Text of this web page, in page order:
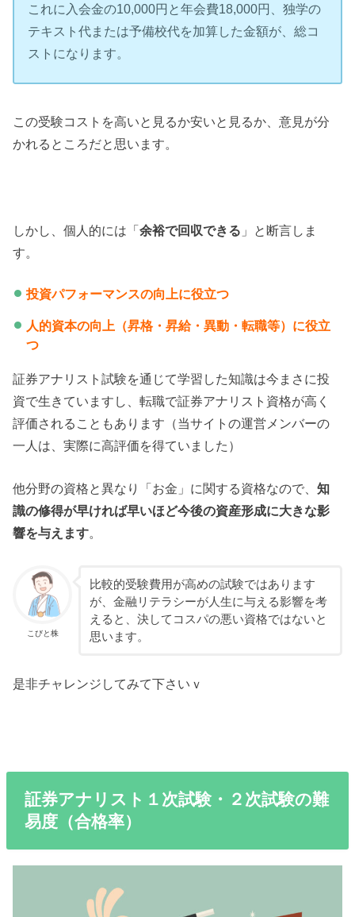
これに入会金の10,000円と年会費18,000円、独学の
テキスト代または予備校代を加算した金額が、総コ
ストになります。
この受験コストを高いと見るか安いと見るか、意見が分
かれるところだと思います。
しかし、個人的には「余裕で回収できる 」と断言しま
す。
投資パフォーマンスの向上に役立つ
人的資本の向上（昇格・昇給・異動・転職等）に役立
つ
証券アナリスト試験を通じて学習した知識は今まさに投
資で生きていますし、転職で証券アナリスト資格が高く
評価されることもあります（当サイトの運営メンバーの
一人は、実際に高評価を得ていました）
他分野の資格と異なり「お金」に関する資格なので、知
識の修得が早ければ早いほど今後の資産形成に大きな影
響を与えます。
こびと株
比較的受験費用が高めの試験ではあります
が、金融リテラシーが人生に与える影響を考
えると、決してコスパの悪い資格ではないと
思います。
是非チャレンジしてみて下さいｖ
証券アナリスト１次試験・２次試験の難
易度（合格率）